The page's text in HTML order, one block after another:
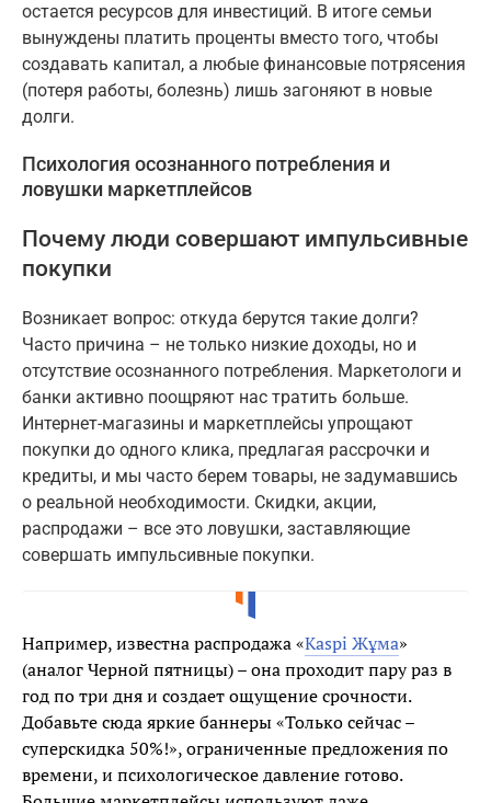
остается ресурсов для инвестиций. В итоге семьи
вынуждены платить проценты вместо того, чтобы
создавать капитал, а любые финансовые потрясения
(потеря работы, болезнь) лишь загоняют в новые
долги.
Психология осознанного потребления и
ловушки маркетплейсов
Почему люди совершают импульсивные
покупки
Возникает вопрос: откуда берутся такие долги?
Часто причина – не только низкие доходы, но и
отсутствие осознанного потребления. Маркетологи и
банки активно поощряют нас тратить больше.
Интернет-магазины и маркетплейсы упрощают
покупки до одного клика, предлагая рассрочки и
кредиты, и мы часто берем товары, не задумавшись
о реальной необходимости. Скидки, акции,
распродажи – все это ловушки, заставляющие
совершать импульсивные покупки.
Например, известна распродажа «Kaspi Жұма»
(аналог Черной пятницы) – она проходит пару раз в
год по три дня и создает ощущение срочности.
Добавьте сюда яркие баннеры «Только сейчас –
суперскидка 50%!», ограниченные предложения по
времени, и психологическое давление готово.